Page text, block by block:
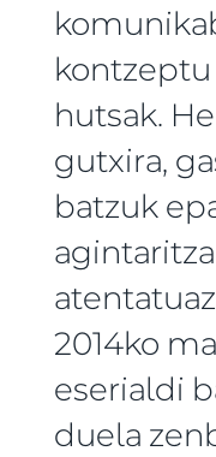
hutsak.
gutxira,
batzuk
2014ko
eserialdi
duela